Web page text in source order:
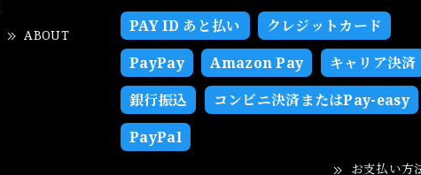
ABOUT
PAY ID あと払い
クレジットカード
PayPay
Amazon Pay
キャリア決済
銀行振込
コンビニ決済またはPay-easy
PayPal
お支払い方